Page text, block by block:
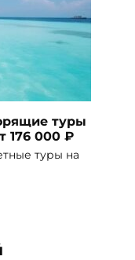
туры
176 000 ₽
туры на